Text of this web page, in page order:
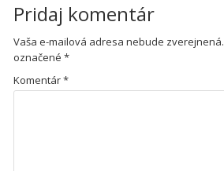
Pridaj komentár
Vaša e-mailová adresa nebude zverejnená.
označené *
Komentár*